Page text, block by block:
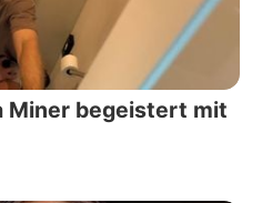
Miner begeistert mit